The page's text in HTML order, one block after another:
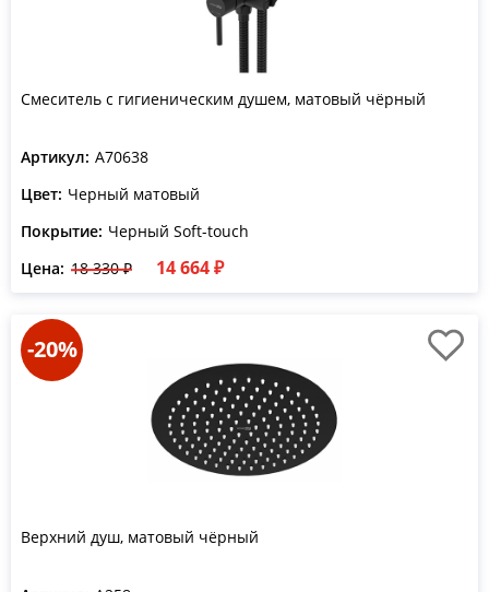
Смеситель с гигиеническим душем, матовый чёрный
Артикул: A70638
Цвет: Черный матовый
Покрытие: Черный Soft-touch
Цена: 18 330 ₽ 14 664 ₽
-20%
Верхний душ, матовый чёрный